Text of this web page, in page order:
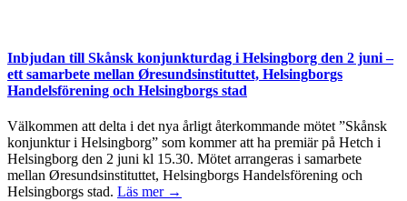
Inbjudan till Skånsk konjunkturdag i Helsingborg den 2 juni –
ett samarbete mellan Øresundsinstituttet, Helsingborgs
Handelsförening och Helsingborgs stad
Välkommen att delta i det nya årligt återkommande mötet ”Skånsk
konjunktur i Helsingborg” som kommer att ha premiär på Hetch i
Helsingborg den 2 juni kl 15.30. Mötet arrangeras i samarbete
mellan Øresundsinstituttet, Helsingborgs Handelsförening och
Helsingborgs stad. Läs mer →